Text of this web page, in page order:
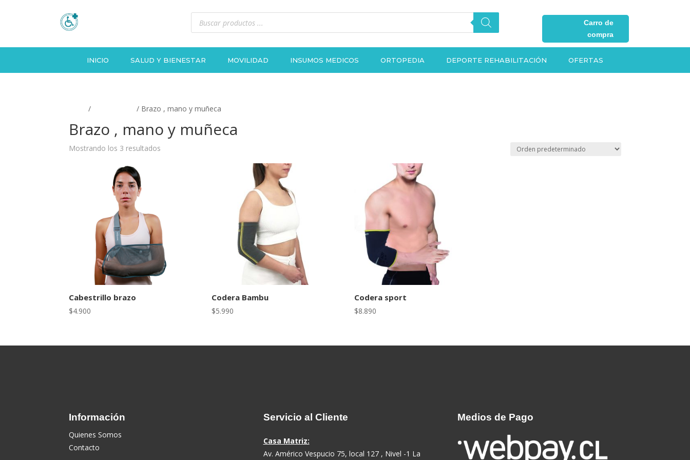
Búsqueda
productos
Carro de
compra
INICIO SALUD Y BIENESTAR MOVILIDAD INSUMOS MEDICOS ORTOPEDIA DEPORTE REHABILITACIÓN OFERTAS
/ / Brazo , mano y muñeca
Brazo , mano y muñeca
Mostrando los 3 resultados
Cabestrillo brazo
$4.900
Codera Bambu
$5.990
Codera sport
$8.890
Información
Quienes Somos
Contacto
Servicio al Cliente
Casa Matriz:
Av. Américo Vespucio 75, local 127 , Nivel -1 La
Medios de Pago